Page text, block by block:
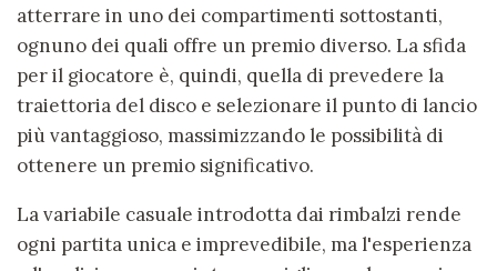
atterrare in uno dei compartimenti sottostanti,
ognuno dei quali offre un premio diverso. La sfida
per il giocatore è, quindi, quella di prevedere la
traiettoria del disco e selezionare il punto di lancio
più vantaggioso, massimizzando le possibilità di
ottenere un premio significativo.
La variabile casuale introdotta dai rimbalzi rende
ogni partita unica e imprevedibile, ma l'esperienza